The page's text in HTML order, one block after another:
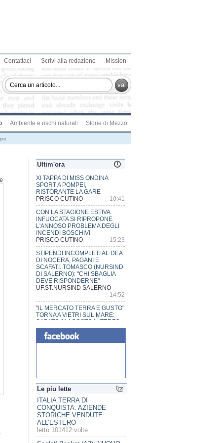
Contattaci Scrivi alla redazione Mission
vai
Ambiente e rischi naturali Storie di Mezzo
Ultim'ora
CON LA STAGIONE ESTIVA
INFUOCATA SI RIPROPONE
L'ANNOSO PROBLEMA DEGLI
INCENDI BOSCHIVI
PRISCO CUTINO
15:23
STIPENDI INCOMPLETI AL DEA
DI NOCERA, PAGANI E
SCAFATI. TOMASCO (NURSIND
DI SALERNO): "CHI SBAGLIA
DEVE RISPONDERNE"
UF.ST.NURSIND SALERNO
"IL MERCATO TERRA E GUSTO"
TORNA A VIETRI SUL MARE:
SABATO 1° AGOSTO IL TERZO
APPUNTAMENTO A MARINA DI
VIETRI
Monica De Santis
18:38
PRESENTAZIONE DEL
CANONE DI POLICLETO.
RICOSTRUZIONE SCIENTIFICA
IN BRONZO DALLE MATRICI
POMPEI SUL TETTO
D'EUROPA: ANTONIO
GAROFALO CAMPIONE
EUROPEO NEI 200 MT A
OSTACOLI LIFESAVING
PRISCO CUTINO
NOCERA SUP., APPROVATA LA
SALVAGUARDIA DEGLI
EQUILIBRI DI BILANCIO
Le piu lette
Scafati Basket (A2): NUOVO
ORGANIGRAMMA
SOCIETARIO
letto 45555 volte
SCAFATI, MEGA INCENDIO